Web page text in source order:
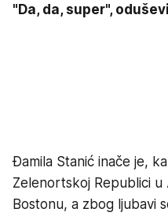
"Da, da, super",
Đamila Stanić inače je,
Zelenortskoj Republici u
Bostonu, a zbog ljubavi